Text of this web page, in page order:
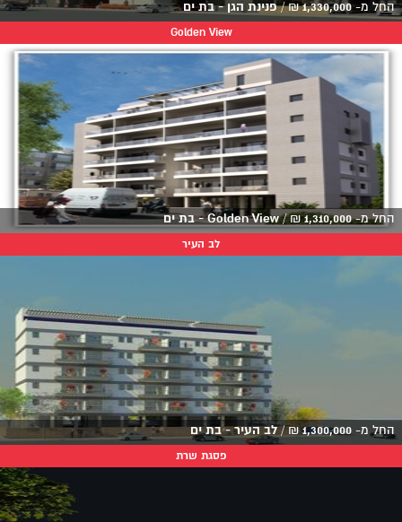
החל מ-1,330,000
₪
/פנינת הגן - בת ים
Golden View
החל מ-1,310,000
₪
/Golden View - בת ים
לב העיר
החל מ- 1,300,000
₪
/ לב העיר - בת ים
פסגת שרת